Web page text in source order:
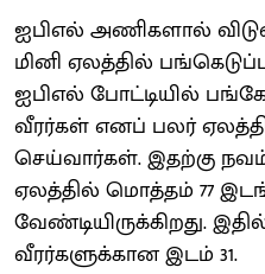
ஐபிஎல் அணிகளால்
மினி ஏலத்தில்
ஐபிஎல் போட்டியில்
வீரர்கள் எனப் பலர்
செய்வார்கள். இதற்கு
ஏலத்தில் மொத்தம் 77
வேண்டியிருக்கிறது.
வீரர்களுக்கான இடம் 31.